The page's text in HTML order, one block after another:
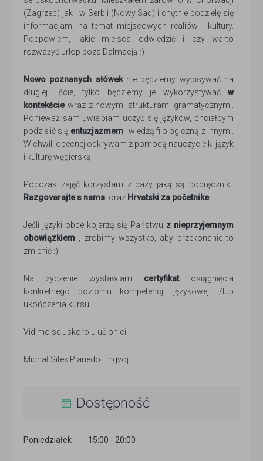
(Zagrzeb) jak i w Serbii (Nowy Sad) i chętnie podzielę się
informacjami na temat miejscowych realiów i kultury.
Podpowiem, jakie miejsca odwiedzić i czy warto
rozważyć urlop poza Dalmacją :)
Nowo poznanych słóweknie będziemy wypisywać na
długiej liście, tylko będziemy je wykorzystywać w
kontekściewraz z nowymi strukturami gramatycznymi.
Ponieważ sam uwielbiam uczyć się języków, chciałbym
podzielić się entuzjazmemi wiedzą filologiczną z innymi.
W chwili obecnej odkrywam z pomocą nauczycielki język
i kulturę węgierską.
Podczas zajęć korzystam z bazy jaką są podręczniki
Razgovarajte s nama oraz Hrvatski za početnike.
Jeśli języki obce kojarzą się Państwu z nieprzyjemnym
obowiązkiem , zrobimy wszystko, aby przekonanie to
zmienić :)
Na życzenie wystawiam certyfikatosiągnięcia
konkretnego poziomu kompetencji językowej i/lub
ukończenia kursu.
Vidimo se uskoro u učionici!
Michał Sitek Planedo Lingvoj
Dostępność
Poniedziałek 15:00 - 20:00